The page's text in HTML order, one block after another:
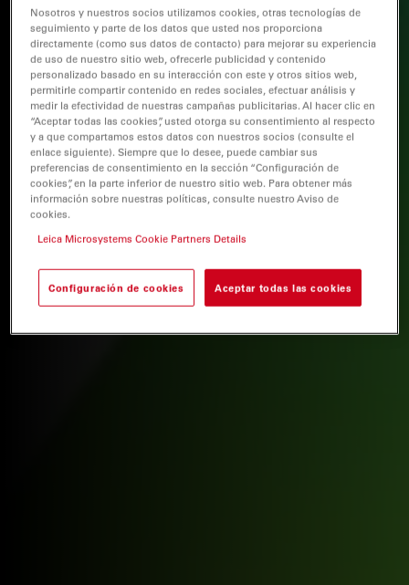
Nosotros y nuestros socios utilizamos cookies, otras tecnologías de
seguimiento y parte de los datos que usted nos proporciona
directamente (como sus datos de contacto) para mejorar su experiencia
de uso de nuestro sitio web, ofrecerle publicidad y contenido
personalizado basado en su interacción con este y otros sitios web,
permitirle compartir contenido en redes sociales, efectuar análisis y
medir la efectividad de nuestras campañas publicitarias. Al hacer clic en
“Aceptar todas las cookies”, usted otorga su consentimiento al respecto
y a que compartamos estos datos con nuestros socios (consulte el
enlace siguiente). Siempre que lo desee, puede cambiar sus
preferencias de consentimiento en la sección “Configuración de
cookies”, en la parte inferior de nuestro sitio web. Para obtener más
información sobre nuestras políticas, consulte nuestro Aviso de
cookies.
Leica Microsystems Cookie Partners Details
Configuración de cookies Aceptar todas las cookies